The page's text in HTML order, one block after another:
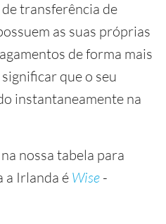
transferência de
as suas próprias
de forma mais
que o seu
instantaneamente na
nossa tabela para
Irlanda é Wise -